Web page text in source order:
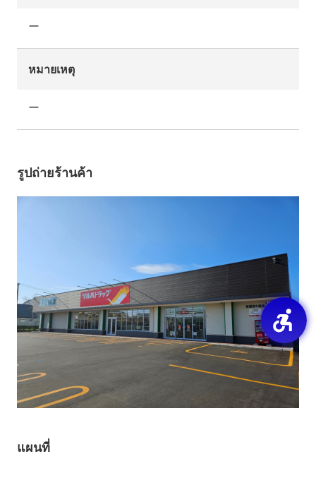
ー
หมายเหตุ
ー
รูปถ่ายร้านค้า
แผนที่